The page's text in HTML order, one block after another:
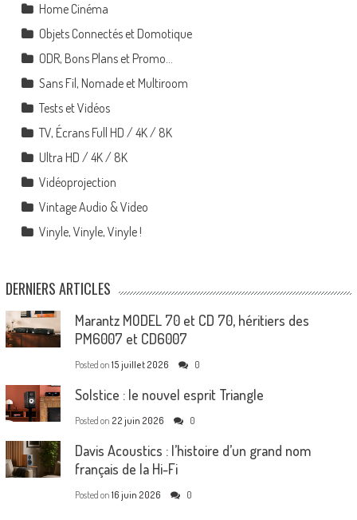
Home Cinéma
Objets Connectés et Domotique
ODR, Bons Plans et Promo…
Sans Fil, Nomade et Multiroom
Tests et Vidéos
TV, Écrans Full HD / 4K / 8K
Ultra HD / 4K / 8K
Vidéoprojection
Vintage Audio & Video
Vinyle, Vinyle, Vinyle !
DERNIERS ARTICLES
Marantz MODEL 70 et CD 70, héritiers des
PM6007 et CD6007
Posted on 15 juillet 2026 0
Solstice : le nouvel esprit Triangle
Posted on 22 juin 2026 0
Davis Acoustics : l’histoire d’un grand nom
français de la Hi-Fi
Posted on 16 juin 2026 0